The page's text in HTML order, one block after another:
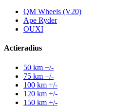
QM Wheels (V20)
Ape Ryder
OUXI
Actieradius
50 km +/-
75 km +/-
100 km +/-
120 km +/-
150 km +/-